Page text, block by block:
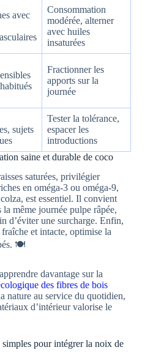
avec
Consommation
modérée, alterner
avec huiles
insaturées
Fractionner les
apports sur la
journée
sujets
Tester la tolérance,
espacer les
introductions
saine et durable de coco
saturées, privilégier
en oméga-3 ou oméga-9,
est essentiel. Il convient
même journée pulpe râpée,
d’éviter une surcharge. Enfin,
et intacte, optimise la
🍽️
davantage sur la
des fibres de bois
nature au service du quotidien,
d’intérieur valorise le
simples pour intégrer la noix de